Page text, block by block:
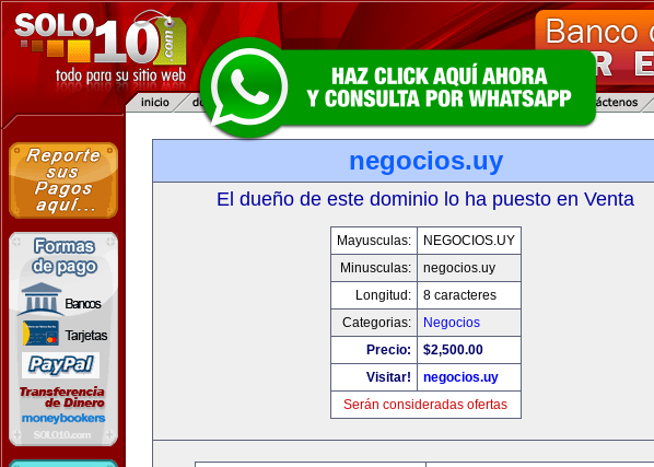
negocios.uy
El dueño de este dominio lo ha puesto en Venta
Mayusculas:
NEGOCIOS.UY
Minusculas:
negocios.uy
Longitud:
8 caracteres
Categorias:
Negocios
Precio:
$2,500.00
Visitar!
negocios.uy
Serán consideradas ofertas